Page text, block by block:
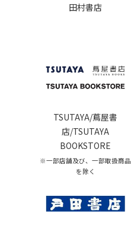
田村書店
TSUTAYA/蔦屋書
店/TSUTAYA
BOOKSTORE
※一部店舗及び、一部取扱商品
を除く